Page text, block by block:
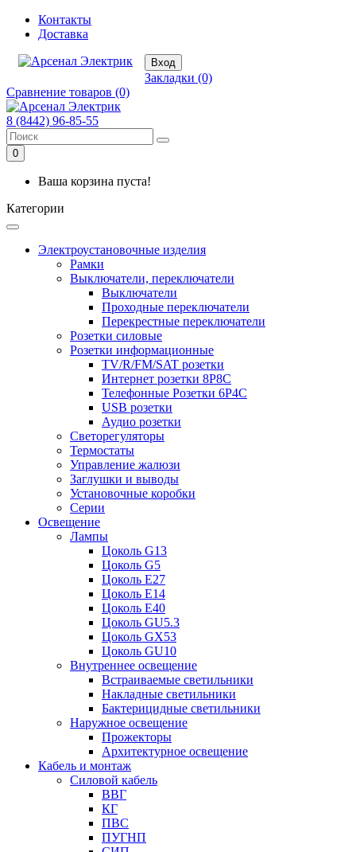
Контакты
Доставка
Вход
Закладки (0)
Сравнение товаров (0)
8 (8442) 96-85-55
0
Ваша корзина пуста!
Категории
Электроустановочные изделия
Рамки
Выключатели, переключатели
Выключатели
Проходные переключатели
Перекрестные переключатели
Розетки силовые
Розетки информационные
TV/R/FM/SAT розетки
Интернет розетки 8P8C
Телефонные Розетки 6P4C
USB розетки
Аудио розетки
Светорегуляторы
Термостаты
Управление жалюзи
Заглушки и выводы
Установочные коробки
Серии
Освещение
Лампы
Цоколь G13
Цоколь G5
Цоколь E27
Цоколь E14
Цоколь E40
Цоколь GU5.3
Цоколь GX53
Цоколь GU10
Внутреннее освещение
Встраиваемые светильники
Накладные светильники
Бактерицидные светильники
Наружное освещение
Прожекторы
Архитектурное освещение
Кабель и монтаж
Силовой кабель
ВВГ
КГ
ПВС
ПУГНП